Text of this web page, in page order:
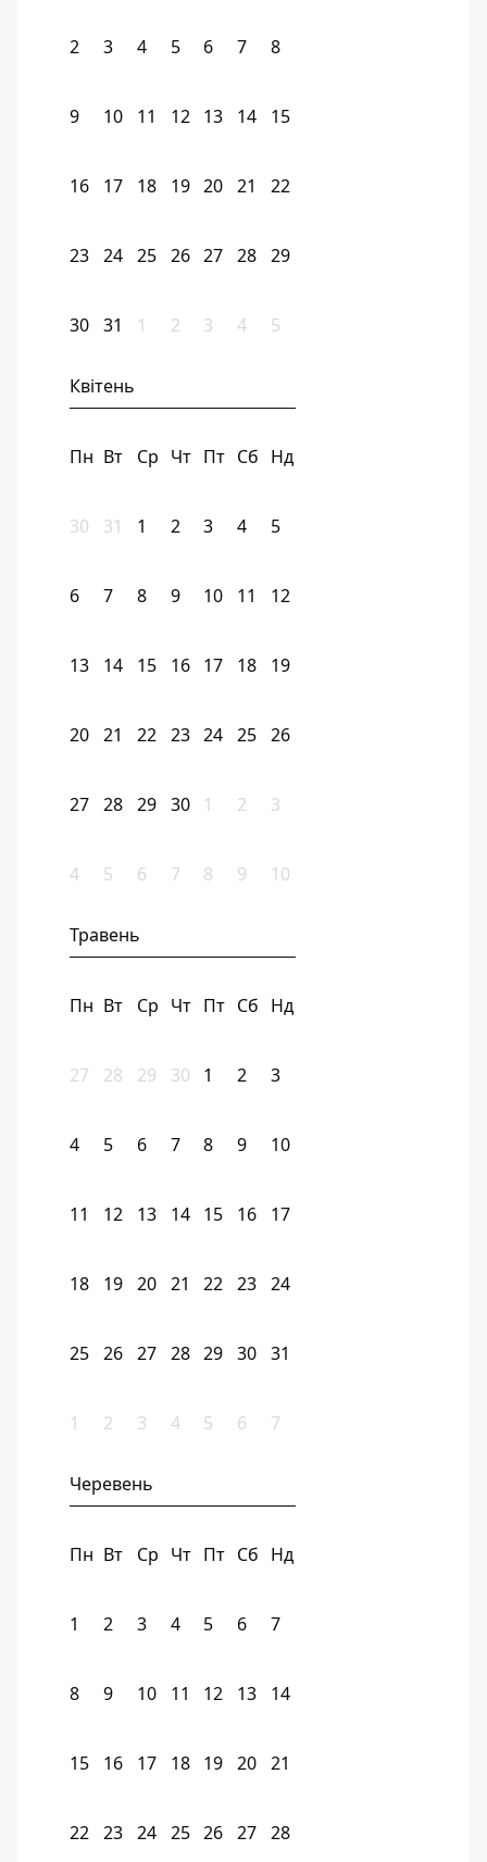
2 3 4 5 6 7 8
9 10 11 12 13 14 15
16 17 18 19 20 21 22
23 24 25 26 27 28 29
30 31 1 2 3 4 5
Квітень
Пн Вт Ср Чт Пт Сб Нд
30 31 1 2 3 4 5
6 7 8 9 10 11 12
13 14 15 16 17 18 19
20 21 22 23 24 25 26
27 28 29 30 1 2 3
4 5 6 7 8 9 10
Травень
Пн Вт Ср Чт Пт Сб Нд
27 28 29 30 1 2 3
4 5 6 7 8 9 10
11 12 13 14 15 16 17
18 19 20 21 22 23 24
25 26 27 28 29 30 31
1 2 3 4 5 6 7
Черевень
Пн Вт Ср Чт Пт Сб Нд
1 2 3 4 5 6 7
8 9 10 11 12 13 14
15 16 17 18 19 20 21
22 23 24 25 26 27 28